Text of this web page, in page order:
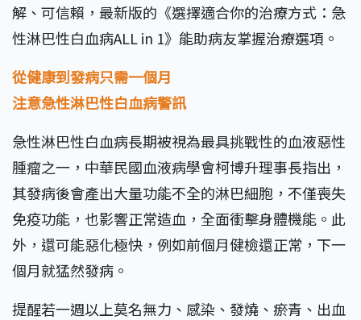
解、可信賴，最新版的《選擇適合你的治療方式：急
性淋巴性白血病ALL in 1》能助病友掌握治療選項。
從健康到發病只需一個月
注意急性淋巴性白血病警訊
急性淋巴性白血病長期被視為最具挑戰性的血液惡性
腫瘤之一，中華民國血液病學會柯博升理事長指出，
其發病後會產出大量功能不全的淋巴細胞，不僅喪失
免疫功能，也影響正常造血，全面衝擊身體機能。此
外，還可能惡化極快，例如前個月健檢還正常，下一
個月就猛然發病。
提醒若一週以上莫名無力、感染、發燒、瘀青、出血